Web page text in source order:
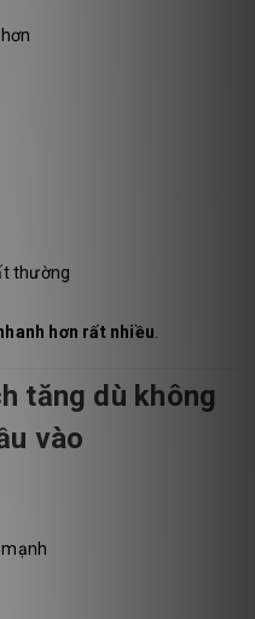
thường
hơn rất nhiều
tăng dù không
vào